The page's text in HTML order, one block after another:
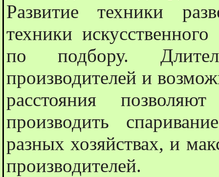
Развитие техники
техники
по подбору.
производителей и
расстояния
производить
разных хозяйствах, и
производителей.